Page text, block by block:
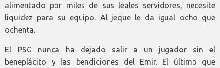
alimentado por miles de sus leales servidores, necesite
liquidez para su equipo. Al jeque le da igual ocho que
ochenta.
El PSG nunca ha dejado salir a un jugador sin el
beneplácito y las bendiciones del Emir. El último que